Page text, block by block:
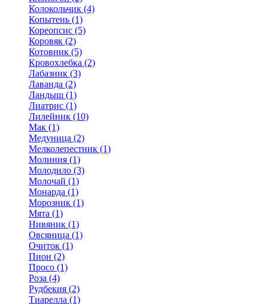
Колокольчик (4)
Копытень (1)
Кореопсис (5)
Коровяк (2)
Котовник (5)
Кровохлебка (2)
Лабазник (3)
Лаванда (2)
Ландыш (1)
Лиатрис (1)
Лилейник (10)
Мак (1)
Медуница (2)
Мелколепестник (1)
Молиния (1)
Молодило (3)
Молочай (1)
Монарда (1)
Морозник (1)
Мята (1)
Нивяник (1)
Овсяница (1)
Очиток (1)
Пион (2)
Просо (1)
Роза (4)
Рудбекия (2)
Тиарелла (1)